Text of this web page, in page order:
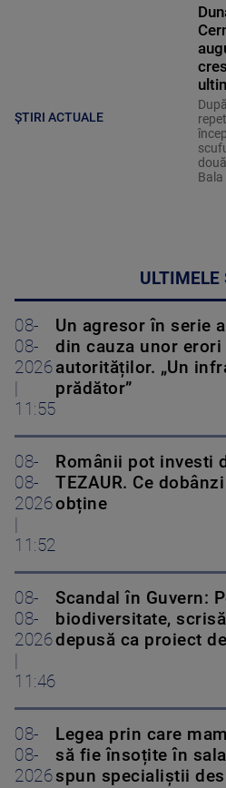
ȘTIRI ACTUALE
Bala
ULTIMELE
08-
08-
2026
11:55
Un agresor în serie
din cauza unor erori
autorităților. „Un
prădător”
08-
08-
2026
11:52
Românii pot investi
TEZAUR. Ce
obține
08-
08-
2026
11:46
Scandal în Guvern:
biodiversitate,
depusă ca proiect
08-
08-
2026
Legea prin care
să fie însoțite în
spun specialiștii